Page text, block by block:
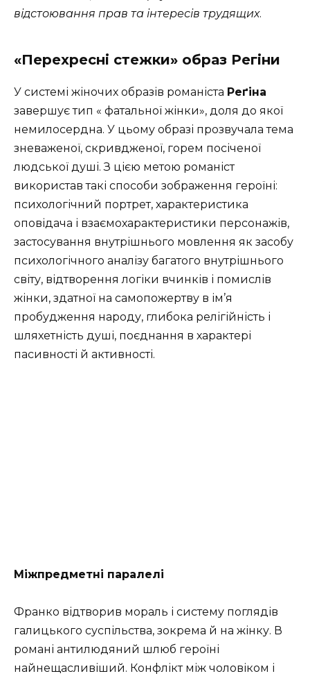
відстоювання прав та інтересів трудящих.
«Перехресні стежки» образ Регіни
У системі жіночих образів романіста Реґіна
завершує тип « фатальної жінки», доля до якої
немилосердна. У цьому образі прозвучала тема
зневаженої, скривдженої, горем посіченої
людської душі. З цією метою романіст
використав такі способи зображення героїні:
психологічний портрет, характеристика
оповідача і взаємохарактеристики персонажів,
застосування внутрішнього мовлення як засобу
психологічного аналізу багатого внутрішнього
світу, відтворення логіки вчинків і помислів
жінки, здатної на самопожертву в ім’я
пробудження народу, глибока релігійність і
шляхетність душі, поєднання в характері
пасивності й активності.
Міжпредметні паралелі
Франко відтворив мораль і систему поглядів
галицького суспільства, зокрема й на жінку. В
романі антилюдяний шлюб героїні
найнещасливіший. Конфлікт між чоловіком і